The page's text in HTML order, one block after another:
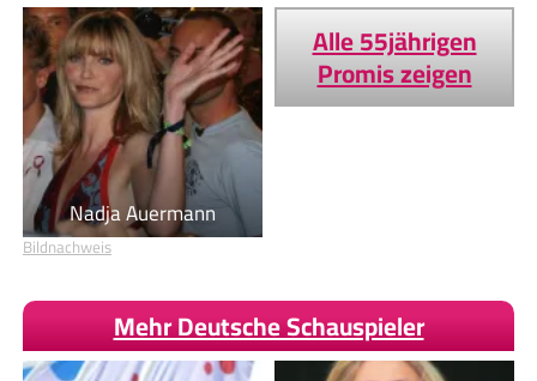
Nadja Auermann
Bildnachweis
Alle 55jährigen
Promis zeigen
Mehr Deutsche Schauspieler